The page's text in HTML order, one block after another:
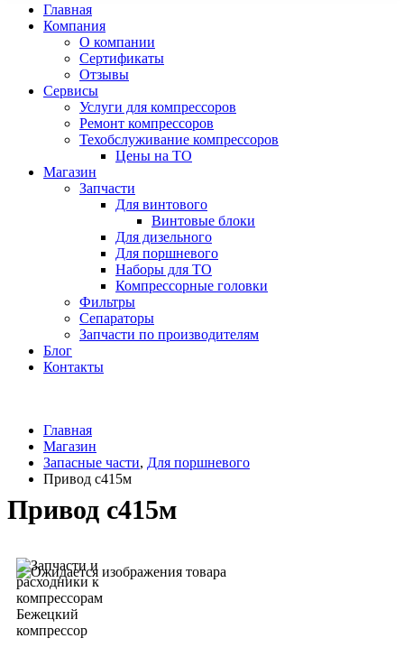
Главная
Компания
О компании
Сертификаты
Отзывы
Сервисы
Услуги для компрессоров
Ремонт компрессоров
Техобслуживание компрессоров
Цены на ТО
Магазин
Запчасти
Для винтового
Винтовые блоки
Для дизельного
Для поршневого
Наборы для ТО
Компрессорные головки
Фильтры
Сепараторы
Запчасти по производителям
Блог
Контакты
Главная
Магазин
Запасные части, Для поршневого
Привод с415м
Привод с415м